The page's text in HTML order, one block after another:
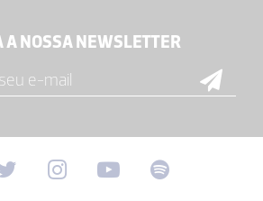
A NOSSA NEWSLETTER